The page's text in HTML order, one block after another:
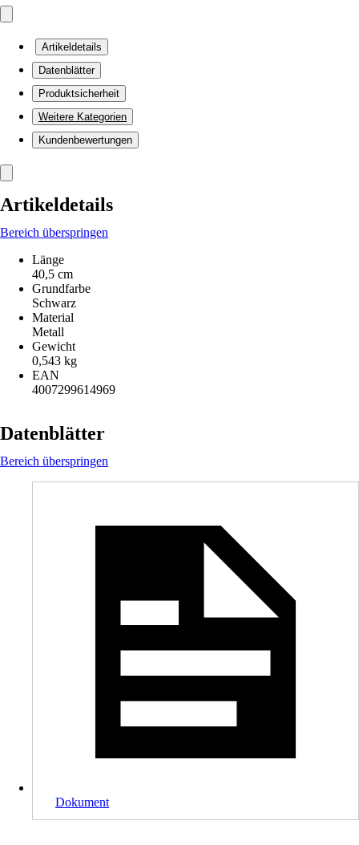
Artikeldetails
Datenblätter
Produktsicherheit
Weitere Kategorien
Kundenbewertungen
Artikeldetails
Bereich überspringen
Länge
40,5 cm
Grundfarbe
Schwarz
Material
Metall
Gewicht
0,543 kg
EAN
4007299614969
Datenblätter
Bereich überspringen
Dokument